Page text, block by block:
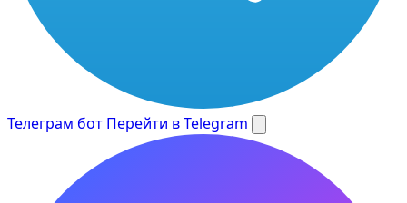
Телеграм бот Перейти в Telegram